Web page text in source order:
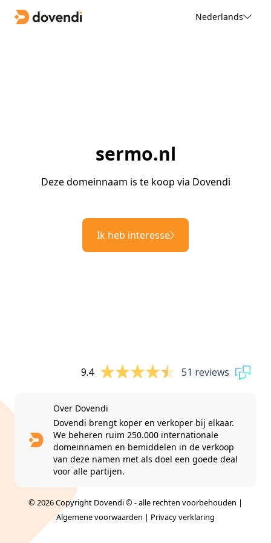
Nederlands
sermo.nl
Deze domeinnaam is te koop via Dovendi
Ik heb interesse
9.4 51 reviews
Over Dovendi
Dovendi brengt koper en verkoper bij elkaar.
We beheren ruim 250.000 internationale
domeinnamen en bemiddelen in de verkoop
van deze namen met als doel een goede deal
voor alle partijen.
© 2026 Copyright Dovendi © - alle rechten voorbehouden |
Algemene voorwaarden | Privacy verklaring